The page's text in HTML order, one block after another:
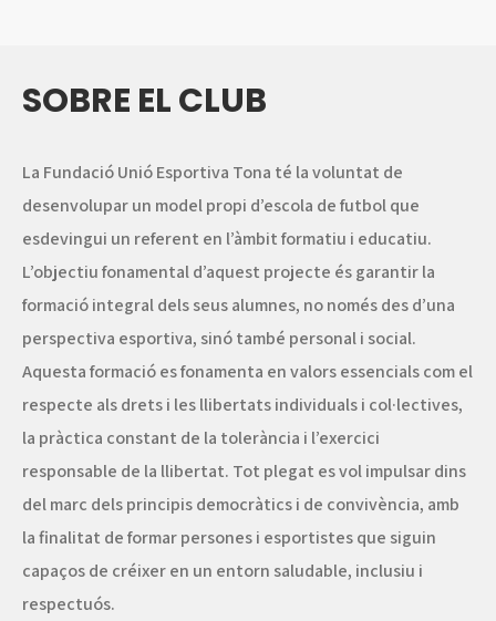
SOBRE EL CLUB
La Fundació Unió Esportiva Tona té la voluntat de
desenvolupar un model propi d’escola de futbol que
esdevingui un referent en l’àmbit formatiu i educatiu.
L’objectiu fonamental d’aquest projecte és garantir la
formació integral dels seus alumnes, no només des d’una
perspectiva esportiva, sinó també personal i social.
Aquesta formació es fonamenta en valors essencials com el
respecte als drets i les llibertats individuals i col·lectives,
la pràctica constant de la tolerància i l’exercici
responsable de la llibertat. Tot plegat es vol impulsar dins
del marc dels principis democràtics i de convivència, amb
la finalitat de formar persones i esportistes que siguin
capaços de créixer en un entorn saludable, inclusiu i
respectuós.